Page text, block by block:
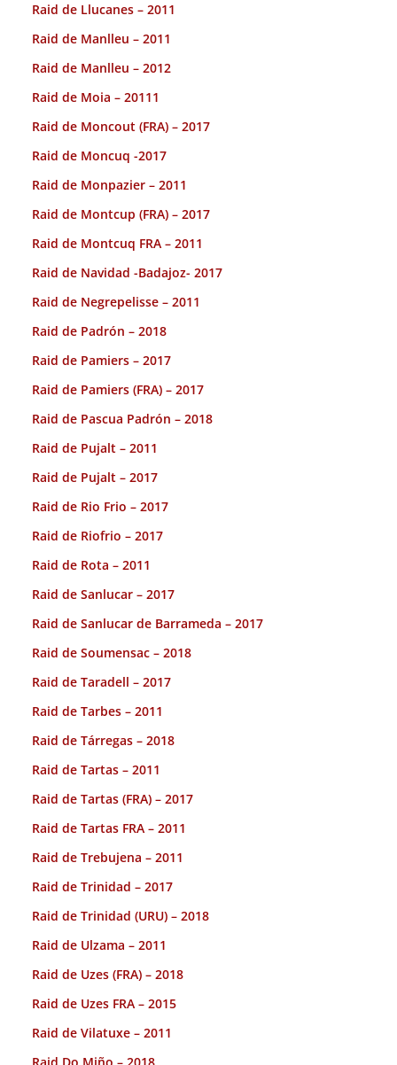
Raid de Llucanes – 2011
Raid de Manlleu – 2011
Raid de Manlleu – 2012
Raid de Moia – 20111
Raid de Moncout (FRA) – 2017
Raid de Moncuq -2017
Raid de Monpazier – 2011
Raid de Montcup (FRA) – 2017
Raid de Montcuq FRA – 2011
Raid de Navidad -Badajoz- 2017
Raid de Negrepelisse – 2011
Raid de Padrón – 2018
Raid de Pamiers – 2017
Raid de Pamiers (FRA) – 2017
Raid de Pascua Padrón – 2018
Raid de Pujalt – 2011
Raid de Pujalt – 2017
Raid de Rio Frio – 2017
Raid de Riofrio – 2017
Raid de Rota – 2011
Raid de Sanlucar – 2017
Raid de Sanlucar de Barrameda – 2017
Raid de Soumensac – 2018
Raid de Taradell – 2017
Raid de Tarbes – 2011
Raid de Tárregas – 2018
Raid de Tartas – 2011
Raid de Tartas (FRA) – 2017
Raid de Tartas FRA – 2011
Raid de Trebujena – 2011
Raid de Trinidad – 2017
Raid de Trinidad (URU) – 2018
Raid de Ulzama – 2011
Raid de Uzes (FRA) – 2018
Raid de Uzes FRA – 2015
Raid de Vilatuxe – 2011